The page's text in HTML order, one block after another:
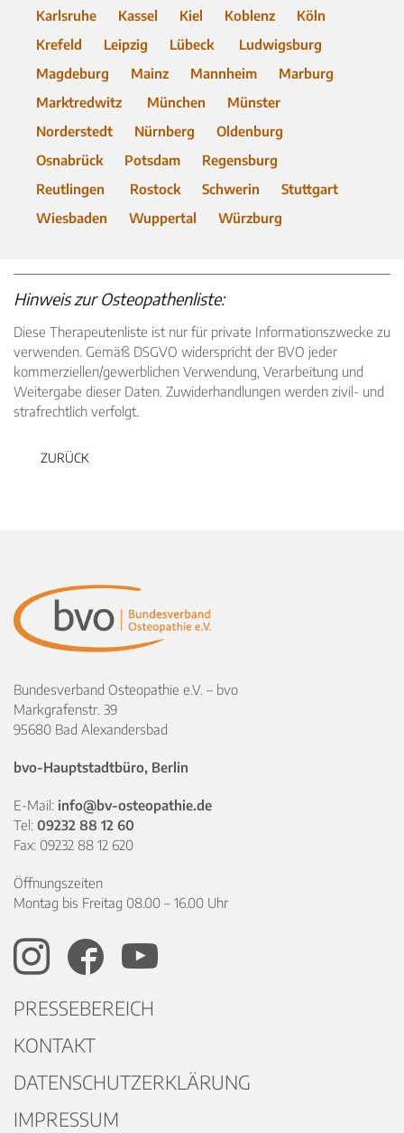
Karlsruhe
Kassel Kiel Koblenz
Köln
Krefeld
Leipzig Lübeck
Ludwigsburg
Magdeburg
Mainz Mannheim
Marburg
Marktredwitz
München
Münster
Norderstedt
Nürnberg
Oldenburg
Osnabrück
Potsdam
Regensburg
Reutlingen
Rostock Schwerin
Stuttgart
Wiesbaden
Wuppertal Würzburg
Hinweis zur Osteopathenliste:
Diese Therapeutenliste ist nur für private Informationszwecke zu
verwenden. Gemäß DSGVO widerspricht der BVO jeder
kommerziellen/gewerblichen Verwendung, Verarbeitung und
Weitergabe dieser Daten. Zuwiderhandlungen werden zivil- und
strafrechtlich verfolgt.
ZURÜCK
Bundesverband Osteopathie e.V. – bvo
Markgrafenstr. 39
95680 Bad Alexandersbad
bvo-Hauptstadtbüro, Berlin
E-Mail: info@bv-osteopathie.de
Tel: 09232 88 12 60
Fax: 09232 88 12 620
Öffnungszeiten
Montag bis Freitag 08.00 – 16.00 Uhr
PRESSEBEREICH
KONTAKT
DATENSCHUTZERKLÄRUNG
IMPRESSUM